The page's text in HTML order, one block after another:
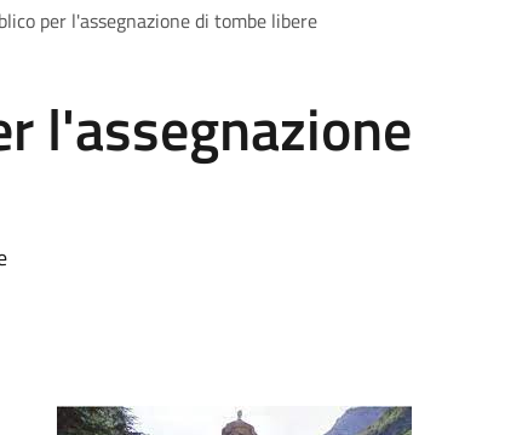
per l'assegnazione di tombe libere
l'assegnazione